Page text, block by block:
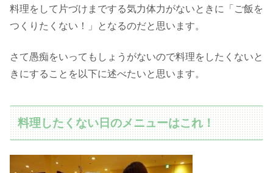
料理をして片づけまでする気力体力がないときに「ご飯を
つくりたくない！」となるのだと思います。
さて愚痴をいってもしょうがないので料理をしたくないと
きにすることを以下に述べたいと思います。
料理したくない日のメニューはこれ！